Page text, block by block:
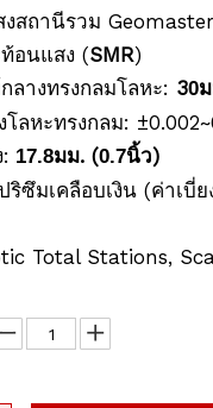
สถานีรวม
อนแสง (SMR)
ลางทรงกลมโลหะ: 30
ลหะทรงกลม:
17.8มม. (0.7นิ้ว)
ซึมเคลือบเงิน (ค่าเบี่ย
Total Stations,